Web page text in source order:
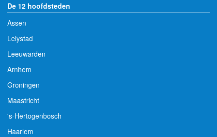
De 12 hoofdsteden
Assen
Lelystad
Leeuwarden
Arnhem
Groningen
Maastricht
's-Hertogenbosch
Haarlem